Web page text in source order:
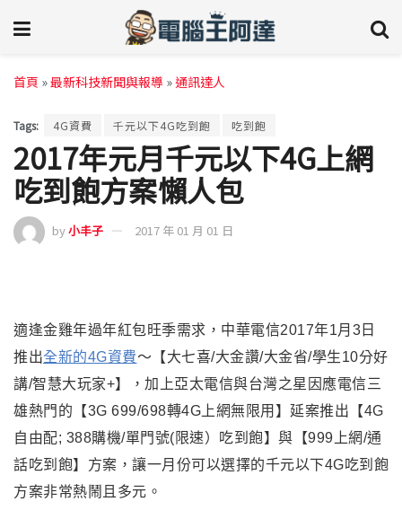
首頁 »最新科技新聞與報導 »通訊達人
Tags: 4G資費 千元以下4G吃到飽 吃到飽
2017年元月千元以下4G上網
吃到飽方案懶人包
by小丰子 2017 年 01 月 01 日
適逢金雞年過年紅包旺季需求 ， 中華電信2017年1月3日
推出全新的4G資費～ 【大七喜/大金讚/大金省/學生10分好
講/智慧大玩家+】， 加上亞太電信與台灣之星因應電信三
雄熱門的【3G 699/698轉4G上網無限用】延案推出 【4G
自由配; 388購機/單門號(限速）吃到飽】與【999上網/通
話吃到飽】方案 ，讓一月份可以選擇的千元以下4G吃到飽
方案非常熱鬧且多元。